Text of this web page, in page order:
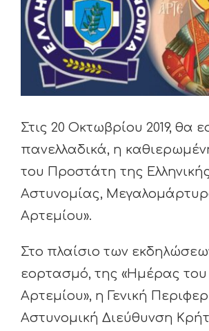
Image
Στις 20 Οκτωβρίου 2019, θα
πανελλαδικά, η
του Προστάτη της
Αστυνομίας,
Αρτεμίου».
Στο πλαίσιο των
εορτασμό, της «Ημέρας του
Αρτεμίου», η Γενική
Αστυνομική Διεύθυνση